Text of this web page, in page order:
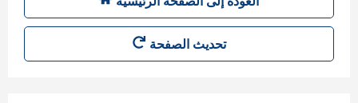
تحديث الصفحة